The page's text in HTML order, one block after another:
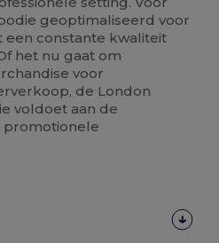
geoptimaliseerd voor
constante kwaliteit
het nu gaat om
voor
de London
voldoet aan de
promotionele